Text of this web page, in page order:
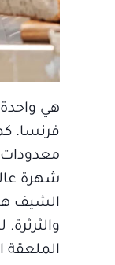
هي
فرنسا.
معدودات
شهرة
الشيف
والثرثرة.
الملعقة